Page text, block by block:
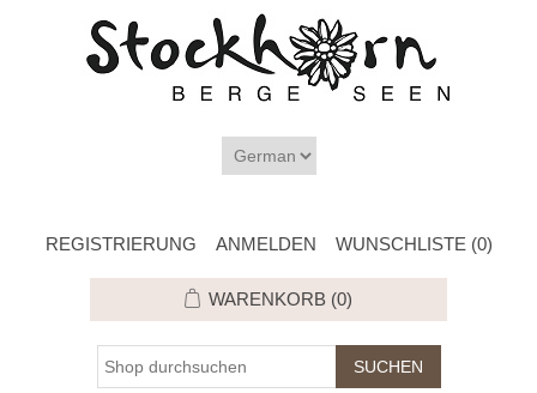
REGISTRIERUNG ANMELDEN WUNSCHLISTE (0)
WARENKORB (0)